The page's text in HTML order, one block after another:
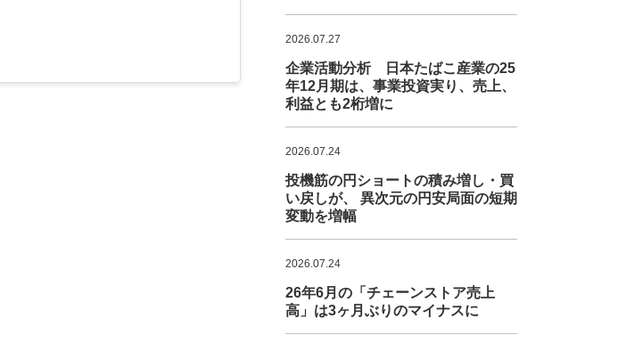
2026.07.27
企業活動分析 日本たばこ産業の25
年12月期は、事業投資実り、売上、
利益とも2桁増に
2026.07.24
投機筋の円ショートの積み増し・買
い戻しが、 異次元の円安局面の短期
変動を増幅
2026.07.24
26年6月の「チェーンストア売上
高」は3ヶ月ぶりのマイナスに